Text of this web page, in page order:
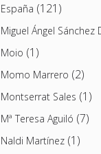
España (121)
Miguel Ángel
Moio (1)
Momo Marrero (2)
Montserrat Sales (1)
Mª Teresa Aguiló (7)
Naldi Martínez(1)